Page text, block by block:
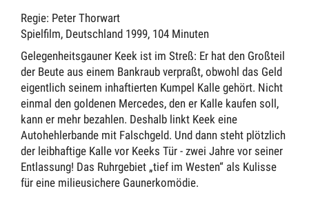
Regie: Peter Thorwart
Spielfilm, Deutschland 1999, 104 Minuten
Gelegenheitsgauner Keek ist im Streß: Er hat den Großteil
der Beute aus einem Bankraub verpraßt, obwohl das Geld
eigentlich seinem inhaftierten Kumpel Kalle gehört. Nicht
einmal den goldenen Mercedes, den er Kalle kaufen soll,
kann er mehr bezahlen. Deshalb linkt Keek eine
Autohehlerbande mit Falschgeld. Und dann steht plötzlich
der leibhaftige Kalle vor Keeks Tür - zwei Jahre vor seiner
Entlassung! Das Ruhrgebiet „tief im Westen“ als Kulisse
für eine milieusichere Gaunerkomödie.